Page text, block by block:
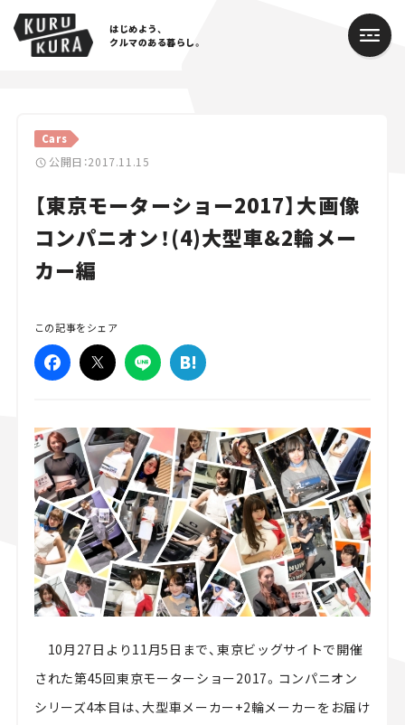
はじめよう、
クルマのある暮らし。
Cars
公開日：2017.11.15
【東京モーターショー2017】大画像
コンパニオン！(4)大型車&2輪メー
カー編
この記事をシェア
10月27日より11月5日まで、東京ビッグサイトで開催
された第45回東京モーターショー2017。コンパニオン
シリーズ4本目は、大型車メーカー+2輪メーカーをお届け
Cars
Lifestyle
Traffic
Special
Series
Campaign
スズキ ジムニー｜Suzuki Jimny
スズキ｜Suzuki
マツダ｜Mazda
マツダ ロードスター｜Mazda Roadster